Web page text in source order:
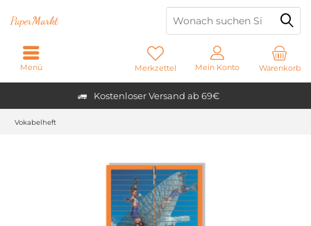
Kostenloser Versand ab 69€
PaperMarkt
Warenkorb
Merkzettel Mein Konto
Menü
Vokabelheft